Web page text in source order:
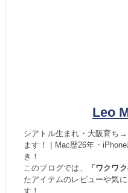
Leo
シアトル生まれ・大阪育ち
ます！ | Mac歴26年・
き！
このブログでは、
「ワクワ
たアイテムのレビューや気
す！